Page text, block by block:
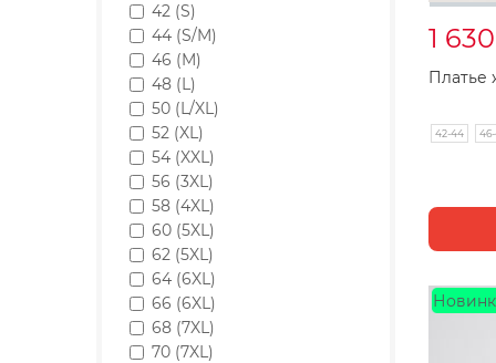
42 (S)
44 (S/M)
46 (M)
48 (L)
50 (L/XL)
52 (XL)
54 (XXL)
56 (3XL)
58 (4XL)
60 (5XL)
62 (5XL)
64 (6XL)
66 (6XL)
68 (7XL)
70 (7XL)
1
Платье
42-44